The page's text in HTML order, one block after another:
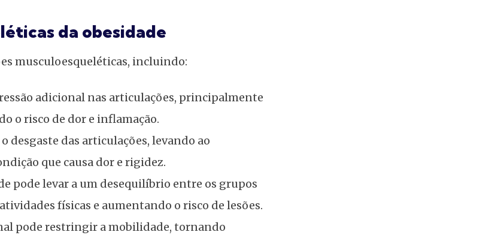
da obesidade
musculoesqueléticas, incluindo:
adicional nas articulações, principalmente
o risco de dor e inflamação.
desgaste das articulações, levando ao
que causa dor e rigidez.
pode levar a um desequilíbrio entre os grupos
físicas e aumentando o risco de lesões.
pode restringir a mobilidade, tornando